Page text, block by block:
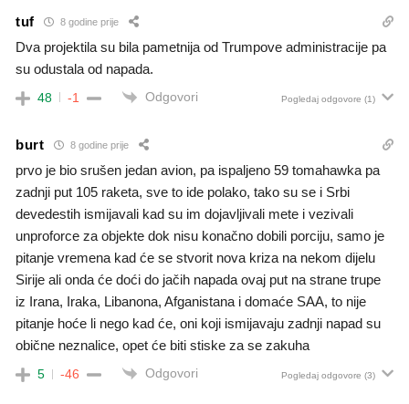
tuf 8 godine prije
Dva projektila su bila pametnija od Trumpove administracije pa
su odustala od napada.
48 -1 Odgovori Pogledaj odgovore (1)
burt 8 godine prije
prvo je bio srušen jedan avion, pa ispaljeno 59 tomahawka pa
zadnji put 105 raketa, sve to ide polako, tako su se i Srbi
devedestih ismijavali kad su im dojavljivali mete i vezivali
unproforce za objekte dok nisu konačno dobili porciju, samo je
pitanje vremena kad će se stvorit nova kriza na nekom dijelu
Sirije ali onda će doći do jačih napada ovaj put na strane trupe
iz Irana, Iraka, Libanona, Afganistana i domaće SAA, to nije
pitanje hoće li nego kad će, oni koji ismijavaju zadnji napad su
obične neznalice, opet će biti stiske za se zakuha
5 -46 Odgovori Pogledaj odgovore (3)